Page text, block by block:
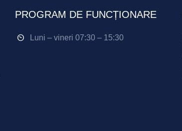
PROGRAM DE FUNCȚIONARE
Luni – vineri 07:30 – 15:30